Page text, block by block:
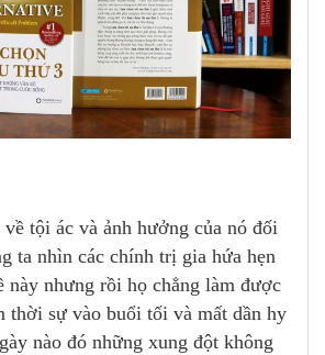
tội ác và ảnh hưởng của nó đối
ta nhìn các chính trị gia hứa hẹn
này nhưng rồi họ chẳng làm được
thời sự vào buổi tối và mất dần hy
nào đó những xung đột không